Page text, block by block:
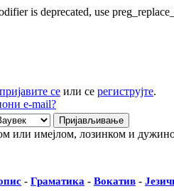
is deprecated, use
пријавите се или се региструјте.
e-mail?
или имејлом, лозинком и
- Граматика - Вокатив -